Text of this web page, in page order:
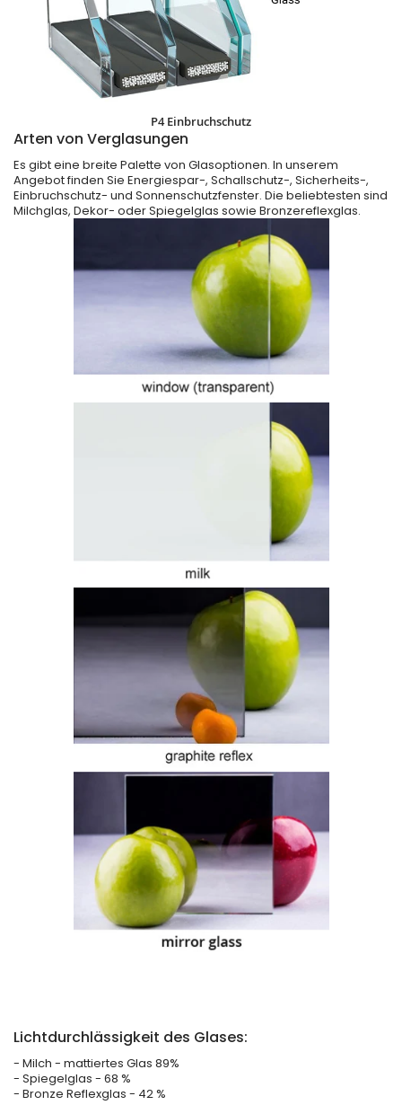
P4 Einbruchschutz
Arten von Verglasungen
Es gibt eine breite Palette von Glasoptionen. In unserem
Angebot finden Sie Energiespar-, Schallschutz-, Sicherheits-,
Einbruchschutz- und Sonnenschutzfenster. Die beliebtesten sind
Milchglas, Dekor- oder Spiegelglas sowie Bronzereflexglas.
Lichtdurchlässigkeit des Glases:
- Milch - mattiertes Glas 89%
- Spiegelglas - 68 %
- Bronze Reflexglas - 42 %